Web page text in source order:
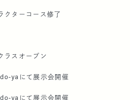
クターコース修了
ラスオープン
yaにて展示会開催
yaにて展示会開催